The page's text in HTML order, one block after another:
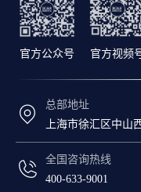
官方公众号 官方视频
总部地址
上海市徐汇区中山
全国咨询热线
400-633-9001